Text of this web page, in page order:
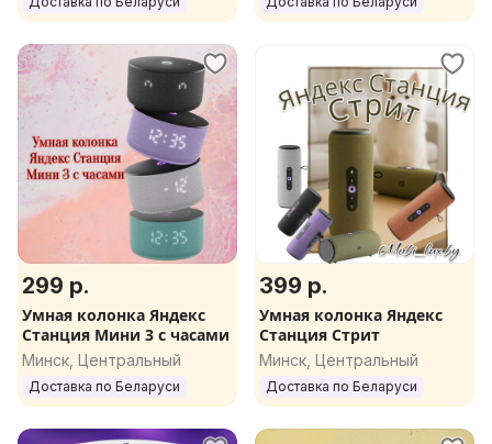
299 р.
Умная колонка Яндекс
Станция Мини 3 с часами
Минск, Центральный
Доставка по Беларуси
399 р.
Умная колонка Яндекс
Станция Стрит
Минск, Центральный
Доставка по Беларуси